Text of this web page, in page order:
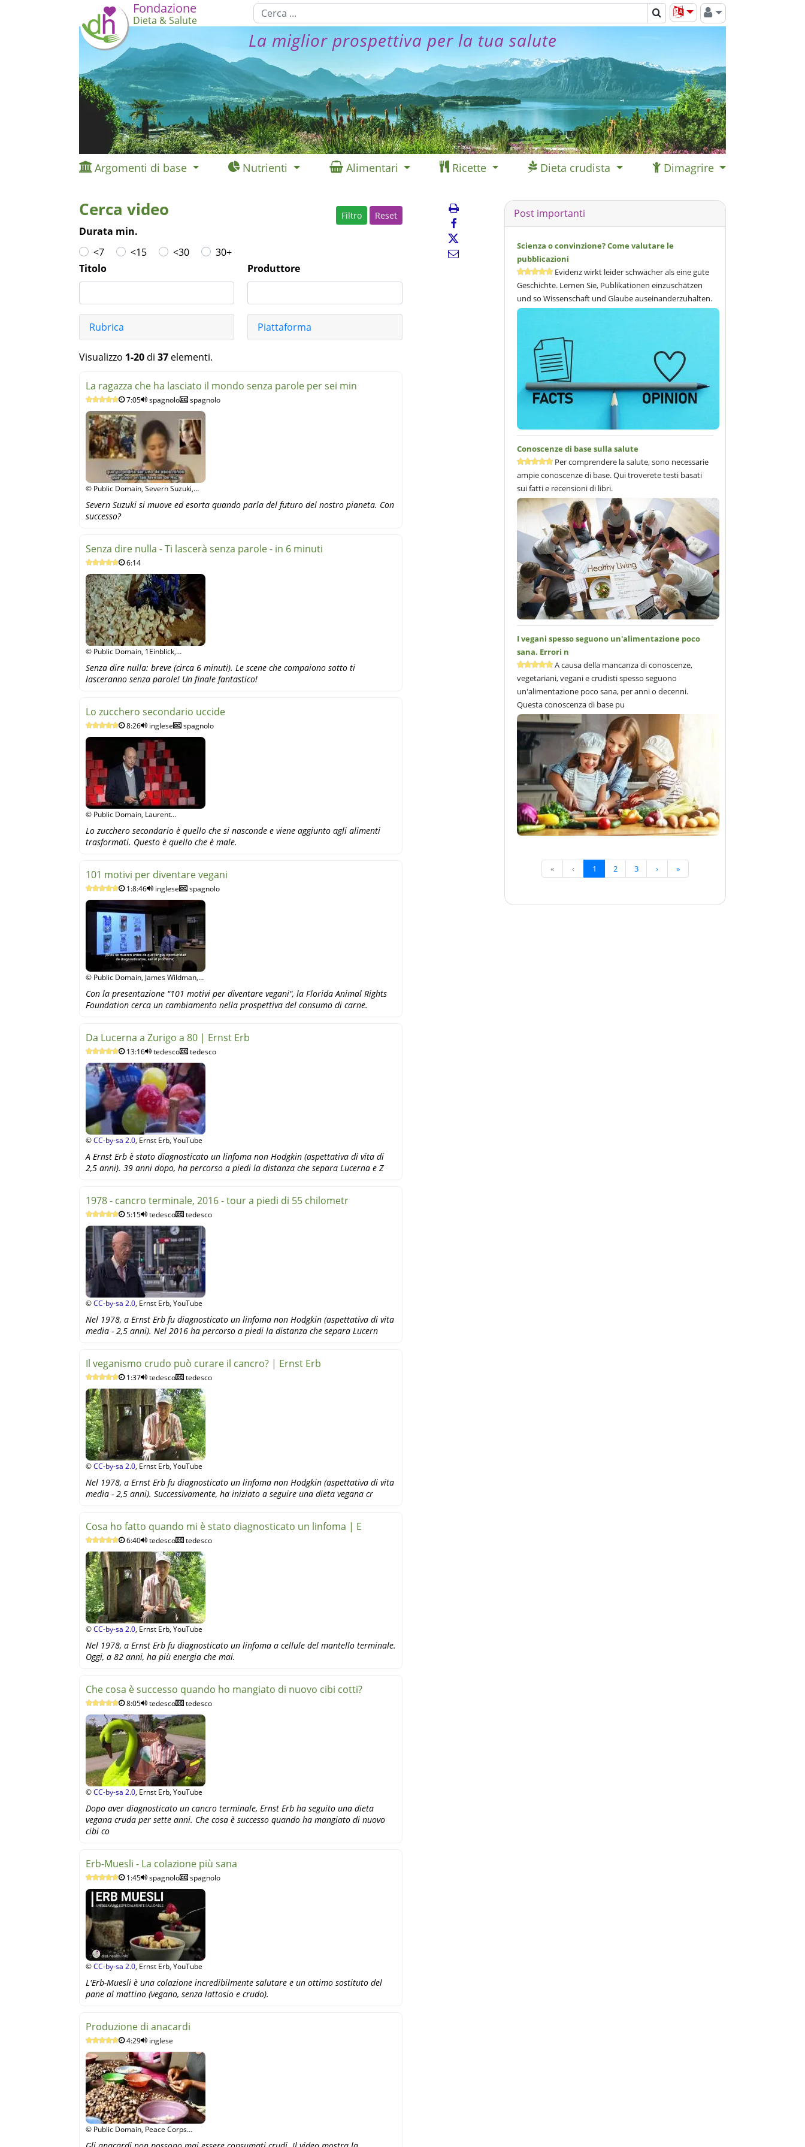
Fondazione
Dieta & Salute
La miglior prospettiva per la tua salute
Argomenti di base Nutrienti Alimentari Ricette Dieta crudista Dimagrire
Cerca video Filtro Reset
Durata min.
<7
<15 <30
30+
Titolo
Produttore
Rubrica Piattaforma
Visualizzo 1-20 di 37 elementi.
La ragazza che ha lasciato il mondo senza parole per sei min
7:05 spagnolo spagnolo
© Public Domain, Severn Suzuki,
Severn Suzuki si muove ed esorta quando parla del futuro del nostro pianeta. Con
successo?
Senza dire nulla - Ti lascerà senza parole - in 6 minuti
6:14
© Public Domain, 1Einblick,
Senza dire nulla: breve (circa 6 minuti). Le scene che compaiono sotto ti
lasceranno senza parole! Un finale fantastico!
Lo zucchero secondario uccide
8:26 inglese spagnolo
© Public Domain, Laurent
Lo zucchero secondario è quello che si nasconde e viene aggiunto agli alimenti
trasformati. Questo è quello che è male.
101 motivi per diventare vegani
1:8:46 inglese spagnolo
© Public Domain, James Wildman,
Con la presentazione "101 motivi per diventare vegani", la Florida Animal Rights
Foundation cerca un cambiamento nella prospettiva del consumo di carne.
Da Lucerna a Zurigo a 80 | Ernst Erb
13:16 tedesco tedesco
©CC-by-sa 2.0, Ernst Erb, YouTube
A Ernst Erb è stato diagnosticato un linfoma non Hodgkin (aspettativa di vita di
2,5 anni). 39 anni dopo, ha percorso a piedi la distanza che separa Lucerna e Z
1978 - cancro terminale, 2016 - tour a piedi di 55 chilometr
5:15 tedesco tedesco
©CC-by-sa 2.0, Ernst Erb, YouTube
Nel 1978, a Ernst Erb fu diagnosticato un linfoma non Hodgkin (aspettativa di vita
media - 2,5 anni). Nel 2016 ha percorso a piedi la distanza che separa Lucern
Il veganismo crudo può curare il cancro? | Ernst Erb
1:37 tedesco tedesco
©CC-by-sa 2.0, Ernst Erb, YouTube
Nel 1978, a Ernst Erb fu diagnosticato un linfoma non Hodgkin (aspettativa di vita
media - 2,5 anni). Successivamente, ha iniziato a seguire una dieta vegana cr
Cosa ho fatto quando mi è stato diagnosticato un linfoma | E
6:40 tedesco tedesco
©CC-by-sa 2.0, Ernst Erb, YouTube
Nel 1978, a Ernst Erb fu diagnosticato un linfoma a cellule del mantello terminale.
Oggi, a 82 anni, ha più energia che mai.
Che cosa è successo quando ho mangiato di nuovo cibi cotti?
8:05 tedesco tedesco
©CC-by-sa 2.0, Ernst Erb, YouTube
Dopo aver diagnosticato un cancro terminale, Ernst Erb ha seguito una dieta
vegana cruda per sette anni. Che cosa è successo quando ha mangiato di nuovo
cibi co
Erb-Muesli - La colazione più sana
1:45 spagnolo spagnolo
©CC-by-sa 2.0, Ernst Erb, YouTube
L'Erb-Muesli è una colazione incredibilmente salutare e un ottimo sostituto del
pane al mattino (vegano, senza lattosio e crudo).
Produzione di anacardi
4:29 inglese
© Public Domain, Peace Corps
Post importanti
Scienza o convinzione? Come valutare le
pubblicazioni
Evidenz wirkt leider schwächer als eine gute
Geschichte. Lernen Sie, Publikationen einzuschätzen
und so Wissenschaft und Glaube auseinanderzuhalten.
Conoscenze di base sulla salute
Per comprendere la salute, sono necessarie
ampie conoscenze di base. Qui troverete testi basati
sui fatti e recensioni di libri.
I vegani spesso seguono un'alimentazione poco
sana. Errori n
A causa della mancanza di conoscenze,
vegetariani, vegani e crudisti spesso seguono
un'alimentazione poco sana, per anni o decenni.
Questa conoscenza di base pu
« ‹ 1 2 3 › »